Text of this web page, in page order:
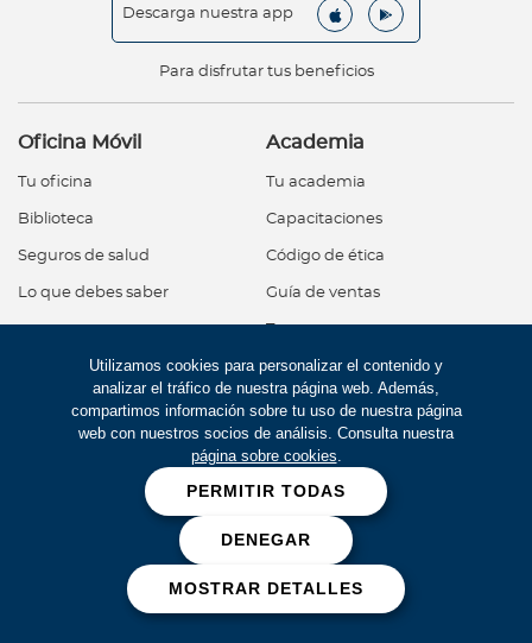
Utilizamos cookies para personalizar el contenido y
analizar el tráfico de nuestra página web. Además,
compartimos información sobre tu uso de nuestra página
web con nuestros socios de análisis. Consulta nuestra
página sobre cookies.
PERMITIR TODAS
DENEGAR
MOSTRAR DETALLES
Descarga nuestra app
Para disfrutar tus beneficios
Oficina Móvil
Tu oficina
Biblioteca
Seguros de salud
Lo que debes saber
Academia
Tu academia
Capacitaciones
Código de ética
Guía de ventas
Tu marca
Acerca de Bupa
¿Quiénes somos?
Conviértete en Agente Bupa
Red de salud
Productos internacionales
Nacional miBupa
Nacional: corporativo
Actualizaciones
Seguros de salud
Internacionales
Nacional